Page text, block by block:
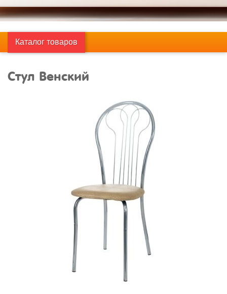
Каталог товаров
Стул Венский